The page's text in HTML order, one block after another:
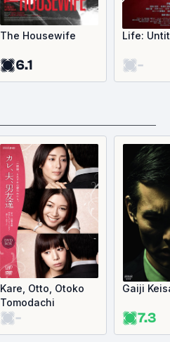
The Housewife
6.1
Life:
-
Kare, Otto, Otoko
Tomodachi
-
Gaiji
7.3